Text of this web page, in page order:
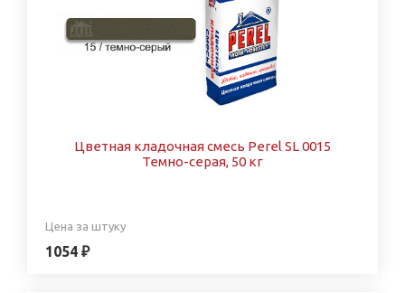
Цветная кладочная смесь Perel SL 0015
Темно-серая, 50 кг
Цена за штуку
1054 ₽